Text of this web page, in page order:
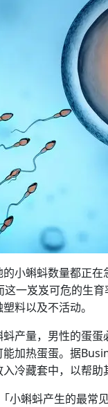
小蝌蚪数量都正
一岌岌可危的生
料以及不活动。
产量，男性的蛋
能加热蛋蛋。据
冷藏套中，以帮助
小蝌蚪产生的最常